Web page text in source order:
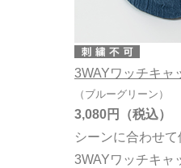
3WAYワッチキャ
（ブルーグリーン）
シーンに合わせて
3WAYワッチキャ
3,080円